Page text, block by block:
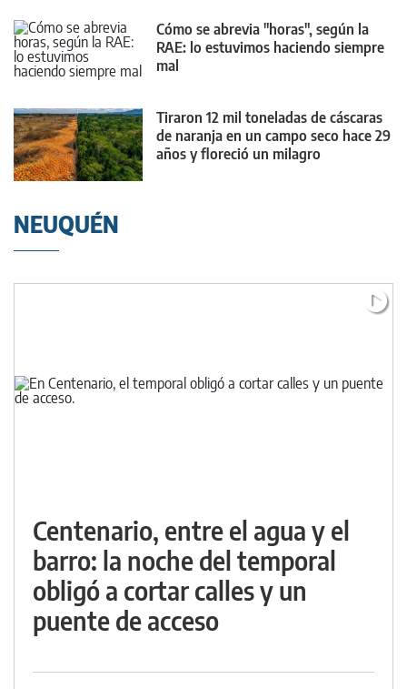
Cómo se abrevia "horas", según la
RAE: lo estuvimos haciendo siempre
mal
Tiraron 12 mil toneladas de cáscaras
de naranja en un campo seco hace 29
años y floreció un milagro
NEUQUÉN
Centenario, entre el agua y el
barro: la noche del temporal
obligó a cortar calles y un
puente de acceso